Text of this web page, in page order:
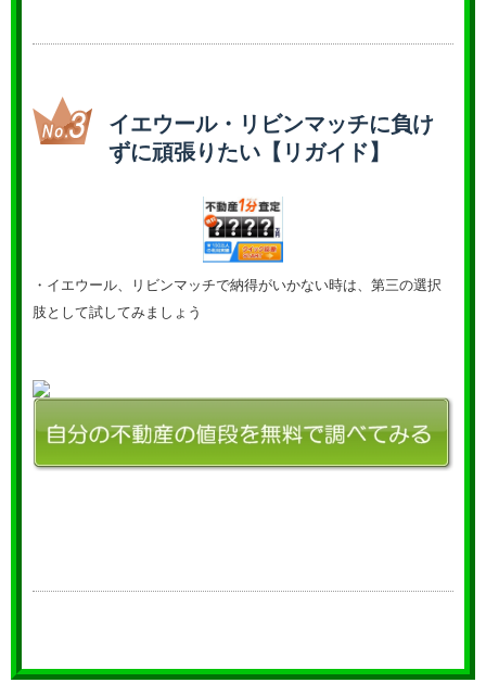
イエウール・リビンマッチに負け
ずに頑張りたい【リガイド】
・イエウール、リビンマッチで納得がいかない時は、第三の選択
肢として試してみましょう